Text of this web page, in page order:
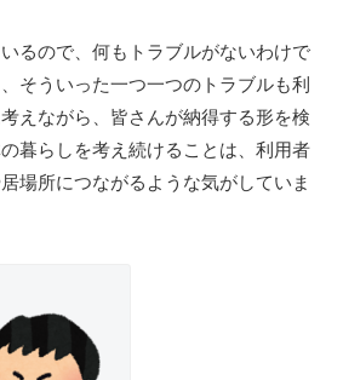
るので、何もトラブルがないわけで
そういった一つ一つのトラブルも利
えながら、皆さんが納得する形を検
暮らしを考え続けることは、利用者
場所につながるような気がしていま